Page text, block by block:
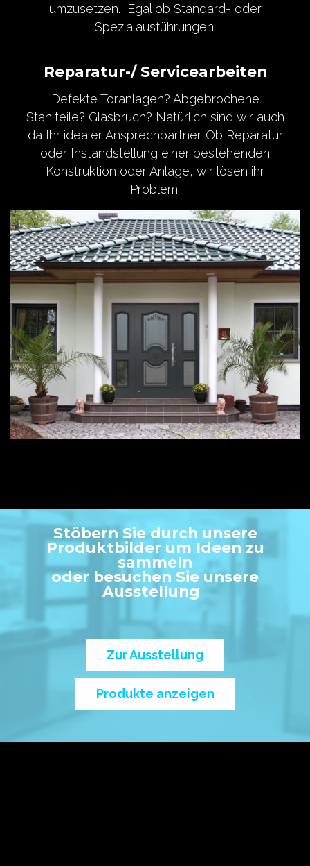
umzusetzen. Egal ob Standard- oder
Spezialausführungen.
Reparatur-/ Servicearbeiten
Defekte Toranlagen? Abgebrochene
Stahlteile? Glasbruch? Natürlich sind wir auch
da Ihr idealer Ansprechpartner. Ob Reparatur
oder Instandstellung einer bestehenden
Konstruktion oder Anlage, wir lösen ihr
Problem.
Stöbern Sie durch unsere
Produktbilder um Ideen zu
sammeln
oder besuchen Sie unsere
Ausstellung
Zur Ausstellung
Produkte anzeigen